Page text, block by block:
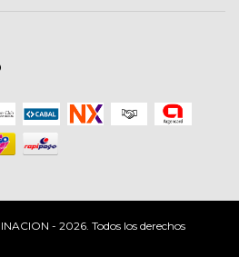
- 2026. Todos los derechos